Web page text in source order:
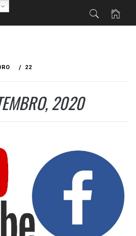
22
2020